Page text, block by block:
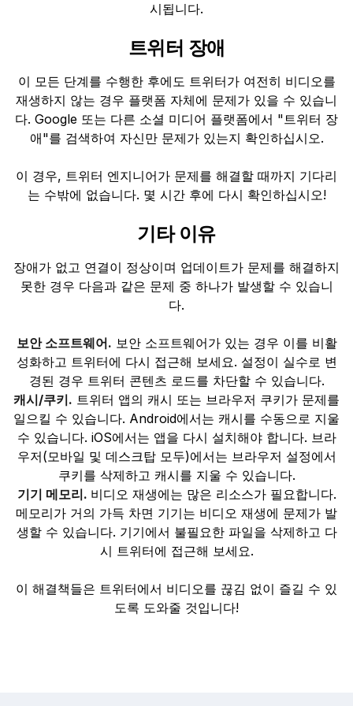
시됩니다.
트위터 장애
이 모든 단계를 수행한 후에도 트위터가 여전히 비디오를
재생하지 않는 경우 플랫폼 자체에 문제가 있을 수 있습니
다. Google 또는 다른 소셜 미디어 플랫폼에서 "트위터 장
애"를 검색하여 자신만 문제가 있는지 확인하십시오.
이 경우, 트위터 엔지니어가 문제를 해결할 때까지 기다리
는 수밖에 없습니다. 몇 시간 후에 다시 확인하십시오!
기타 이유
장애가 없고 연결이 정상이며 업데이트가 문제를 해결하지
못한 경우 다음과 같은 문제 중 하나가 발생할 수 있습니
다.
보안 소프트웨어. 보안 소프트웨어가 있는 경우 이를 비활
성화하고 트위터에 다시 접근해 보세요. 설정이 실수로 변
경된 경우 트위터 콘텐츠 로드를 차단할 수 있습니다.
캐시/쿠키. 트위터 앱의 캐시 또는 브라우저 쿠키가 문제를
일으킬 수 있습니다. Android에서는 캐시를 수동으로 지울
수 있습니다. iOS에서는 앱을 다시 설치해야 합니다. 브라
우저(모바일 및 데스크탑 모두)에서는 브라우저 설정에서
쿠키를 삭제하고 캐시를 지울 수 있습니다.
기기 메모리. 비디오 재생에는 많은 리소스가 필요합니다.
메모리가 거의 가득 차면 기기는 비디오 재생에 문제가 발
생할 수 있습니다. 기기에서 불필요한 파일을 삭제하고 다
시 트위터에 접근해 보세요.
이 해결책들은 트위터에서 비디오를 끊김 없이 즐길 수 있
도록 도와줄 것입니다!